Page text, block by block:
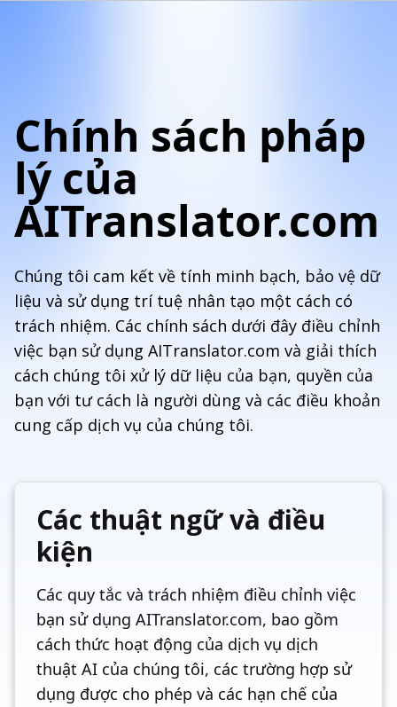
Chính sách pháp
lý của
AITranslator.com
Chúng tôi cam kết về tính minh bạch, bảo vệ dữ
liệu và sử dụng trí tuệ nhân tạo một cách có
trách nhiệm. Các chính sách dưới đây điều chỉnh
việc bạn sử dụng AITranslator.com và giải thích
cách chúng tôi xử lý dữ liệu của bạn, quyền của
bạn với tư cách là người dùng và các điều khoản
cung cấp dịch vụ của chúng tôi.
Các thuật ngữ và điều
kiện
Các quy tắc và trách nhiệm điều chỉnh việc
bạn sử dụng AITranslator.com, bao gồm
cách thức hoạt động của dịch vụ dịch
thuật AI của chúng tôi, các trường hợp sử
dụng được cho phép và các hạn chế của